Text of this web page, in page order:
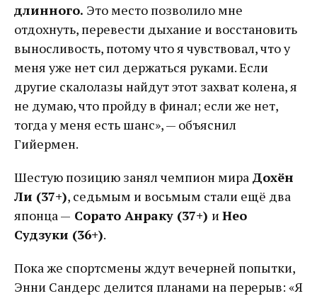
длинного. Это место позволило мне
отдохнуть, перевести дыхание и восстановить
выносливость, потому что я чувствовал, что у
меня уже нет сил держаться руками. Если
другие скалолазы найдут этот захват колена, я
не думаю, что пройду в финал; если же нет,
тогда у меня есть шанс», — объяснил
Гийермен.
Шестую позицию занял чемпион мира Дохён
Ли (37+), седьмым и восьмым стали ещё два
японца — Сорато Анраку (37+) и Нео
Судзуки (36+).
Пока же спортсмены ждут вечерней попытки,
Энни Сандерс делится планами на перерыв: «Я